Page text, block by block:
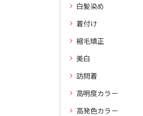
白髪染め
着付け
縮毛矯正
美白
訪問着
高明度カラー
高発色カラー